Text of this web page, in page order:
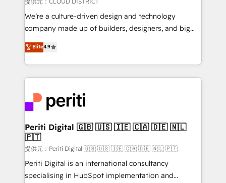
Portuguese, and English to design scalable strategies
that drive measurable growth. 🌎 Highlights: • 10+
Platform Migration Excellence. • Top 3 Partner of the
Year LATAM 2022, 2023, 2024, 2025. • Partner of the
business with HubSpot? Let Cebra’s experts help
you grow faster, smarter, and with impact.
We’re a culture-driven design and technology
company made up of builders, designers, and big
thinkers. We blend strategy, design, and
development—always fueled by curiosity—to turn
ideas, opportunities, and challenges into meaningful
experiences. To us, technology is more than just
and—most importantly—simple. That’s why we lean
into bold ideas and shape them into thoughtful
products and strategies that actually make a
difference.
Elite4.9
Periti Digital 🇬🇧 🇺🇸 🇮🇪 🇨🇦 🇩🇪 🇳🇱
🇵🇹
提供元：Periti Digital 🇬🇧 🇺🇸 🇮🇪 🇨🇦 🇩🇪 🇳🇱 🇵🇹
Periti Digital is an international consultancy
specialising in HubSpot implementation and